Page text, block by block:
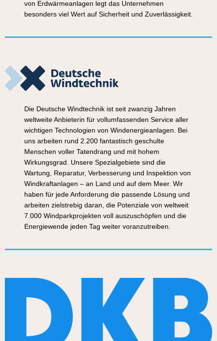
von Erdwärmeanlagen legt das Unternehmen
besonders viel Wert auf Sicherheit und Zuverlässigkeit.
Die Deutsche Windtechnik ist seit zwanzig Jahren
weltweite Anbieterin für vollumfassenden Service aller
wichtigen Technologien von Windenergieanlagen. Bei
uns arbeiten rund 2.200 fantastisch geschulte
Menschen voller Tatendrang und mit hohem
Wirkungsgrad. Unsere Spezialgebiete sind die
Wartung, Reparatur, Verbesserung und Inspektion von
Windkraftanlagen – an Land und auf dem Meer. Wir
haben für jede Anforderung die passende Lösung und
arbeiten zielstrebig daran, die Potenziale von weltweit
7.000 Windparkprojekten voll auszuschöpfen und die
Energiewende jeden Tag weiter voranzutreiben.